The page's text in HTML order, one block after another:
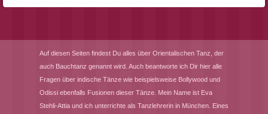
Auf diesen Seiten findest Du alles über Orientalischen Tanz, der
auch Bauchtanz genannt wird. Auch beantworte ich Dir hier alle
Fragen über indische Tänze wie beispielsweise Bollywood und
Odissi ebenfalls Fusionen dieser Tänze. Mein Name ist Eva
Stehli-Attia und ich unterrichte als Tanzlehrerin in München. Eines